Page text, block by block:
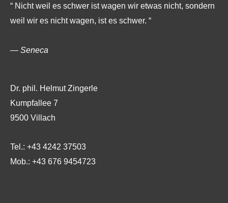
“ Nicht weil es schwer ist wagen wir etwas nicht, sondern
weil wir es nicht wagen, ist es schwer. “
— Seneca
Dr. phil. Helmut Zingerle
Kumpfallee 7
9500 Villach
Tel.: +43 4242 37503
Mob.: +43 676 9454723